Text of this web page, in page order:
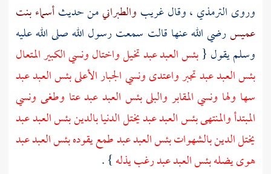
وروى الترمذي ، وقال غريب والطبرانيمن حديثأسماء بنت
عميسرضي الله عنها قالت سمعت رسول الله صلى الله عليه
وسلم يقول {بئس العبد عبد تخيل واختال ونسي الكبير المتعال
بئس العبد عبد تجبر واعتدى ونسي الجبار الأعلى بئس العبد عبد
سها ولها ونسي المقابر والبلى بئس العبد عبد عتا وطغى ونسي
المبتدأ والمنتهى بئس العبد عبد يختل الدنيا بالدين بئس العبد عبد
يختل الدين بالشهوات بئس العبد عبد طمع يقوده بئس العبد عبد
هوى يضله بئس العبد عبد رغب يذله} .